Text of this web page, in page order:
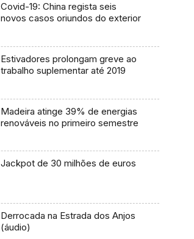
Covid-19: China regista seis
novos casos oriundos do exterior
Estivadores prolongam greve ao
trabalho suplementar até 2019
Madeira atinge 39% de energias
renováveis no primeiro semestre
Jackpot de 30 milhões de euros
Derrocada na Estrada dos Anjos
(áudio)